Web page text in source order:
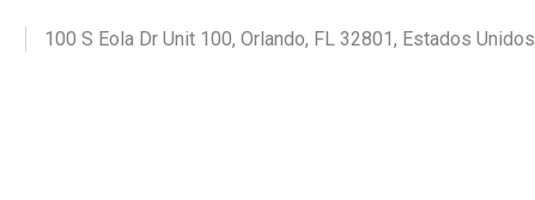
100 S Eola Dr Unit 100, Orlando, FL 32801, Estados Unidos